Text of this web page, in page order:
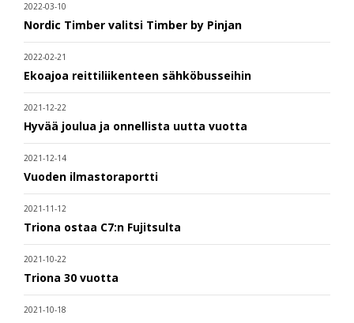
2022-03-10
Nordic Timber valitsi Timber by Pinjan
2022-02-21
Ekoajoa reittiliikenteen sähköbusseihin
2021-12-22
Hyvää joulua ja onnellista uutta vuotta
2021-12-14
Vuoden ilmastoraportti
2021-11-12
Triona ostaa C7:n Fujitsulta
2021-10-22
Triona 30 vuotta
2021-10-18